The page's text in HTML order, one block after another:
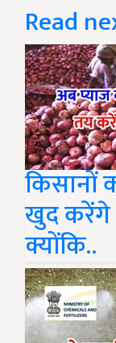
Read
किसानों
खुद करेंगे
क्योंकि..